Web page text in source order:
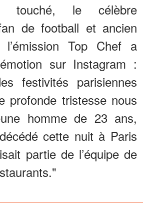
touché, le célèbre
de football et ancien
l’émission Top Chef a
sur Instagram :
festivités parisiennes
profonde tristesse nous
homme de 23 ans,
cette nuit à Paris
partie de l’équipe de